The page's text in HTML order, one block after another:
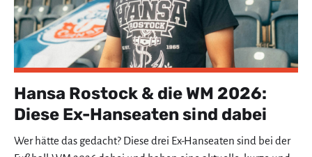
Hansa Rostock & die WM 2026:
Diese Ex-Hanseaten sind dabei
Wer hätte das gedacht? Diese drei Ex-Hanseaten sind bei der